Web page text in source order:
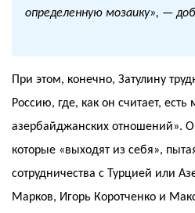
определенную мозаику», —
При этом, конечно, Затулину
Россию, где, как он считает,
азербайджанских отношений».
которые «выходят из себя»,
сотрудничества с Турцией или
Марков, Игорь Коротченко и